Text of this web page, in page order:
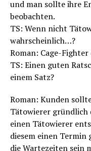
und man sollte ihre
beobachten.
TS: Wenn nicht
wahrscheinlich…?
Roman: Cage-Fighter
TS: Einen guten
einem Satz?
Roman: Kunden
Tätowierer gründlich
einen Tätowierer
diesem einen Termin
die Wartezeiten sein